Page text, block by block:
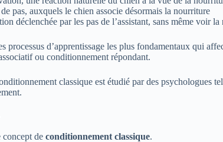
pas, auxquels le chien associe désormais la nourriture
déclenchée par les pas de l’assistant, sans même voir
processus d’apprentissage les plus fondamentaux qui
ou conditionnement répondant.
classique est étudié par des psychologues
de conditionnement classique.